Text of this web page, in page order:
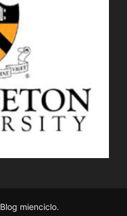
Blog mienciclo.